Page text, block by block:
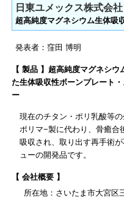
日東ユメックス株式会社
超高純度マグネシウム生体吸
発表者：窪田 博明
【 製品 】超高純度マグネシウ
た生体吸収性ボーンプレート
ー
現在のチタン・ポリ乳酸等
ポリマ−製に代わり、骨癒合
吸収され、取り出す再手術
ューの開発品です。
【 会社概要 】
所在地：さいたま市大宮区